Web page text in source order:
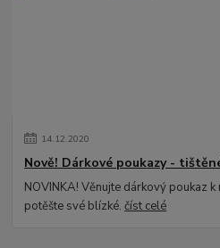
14.12.2020
Nově! Dárkové poukazy -
NOVINKA! Věnujte dárkový poukaz k
potěšte své blízké.číst celé